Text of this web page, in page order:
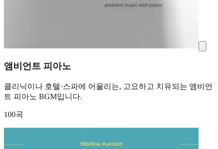
앰비언트 피아노
클리닉이나 호텔·스파에 어울리는, 고요하고 치유되는 앰비언
트 피아노 BGM입니다.
100곡